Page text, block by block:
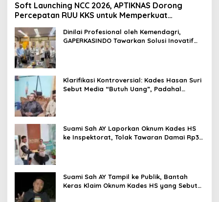
Soft Launching NCC 2026, APTIKNAS Dorong
Percepatan RUU KKS untuk Memperkuat
Kedaulatan Digital Indonesia
Dinilai Profesional oleh Kemendagri,
GAPERKASINDO Tawarkan Solusi Inovatif
Klarifikasi Kontroversial: Kades Hasan Suri
Sebut Media “Butuh Uang”, Padahal
Suami Sah AY Laporkan Oknum Kades HS
ke Inspektorat, Tolak Tawaran Damai Rp3
Suami Sah AY Tampil ke Publik, Bantah
Keras Klaim Oknum Kades HS yang Sebut